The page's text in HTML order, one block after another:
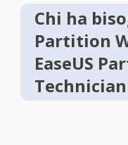
Chi ha
Partition
EaseUS
Technician